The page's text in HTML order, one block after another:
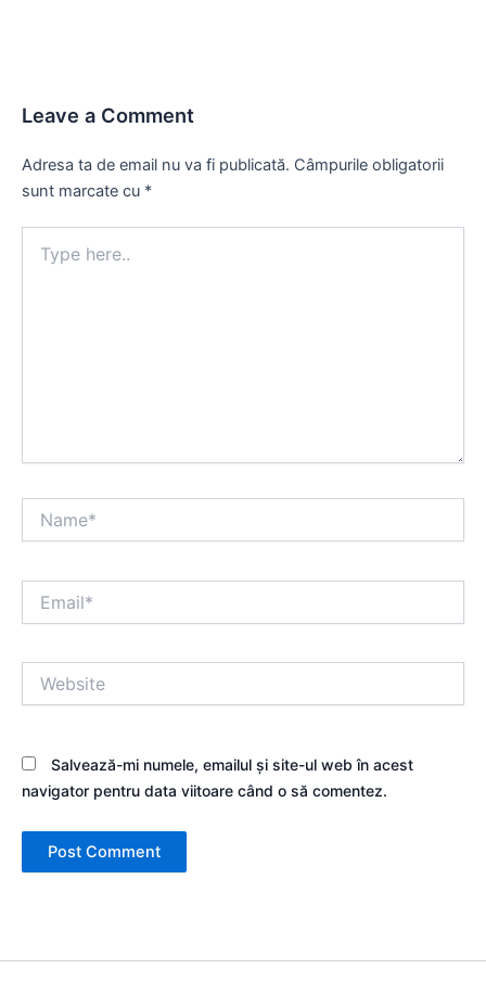
Leave a Comment
Adresa ta de email nu va fi publicată. Câmpurile obligatorii
sunt marcate cu *
here..
Salvează-mi numele, emailul și site-ul web în acest
navigator pentru data viitoare când o să comentez.